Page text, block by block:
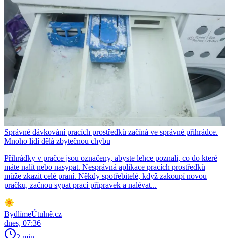
Správné dávkování pracích prostředků začíná ve správné přihrádce.
Mnoho lidí dělá zbytečnou chybu
Přihrádky v pračce jsou označeny, abyste lehce poznali, co do které
máte nalít nebo nasypat. Nesprávná aplikace pracích prostředků
může zkazit celé praní. Někdy spotřebitelé, když zakoupí novou
pračku, začnou sypat prací přípravek a nalévat...
BydlímeÚtulně.cz
dnes, 07:36